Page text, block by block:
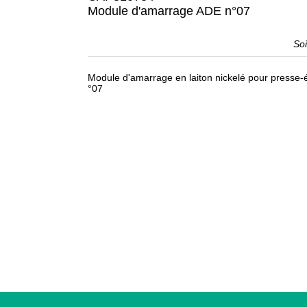
Module d'amarrage ADE n°07
Module d'amarrage en laiton nickelé pour presse-
°07